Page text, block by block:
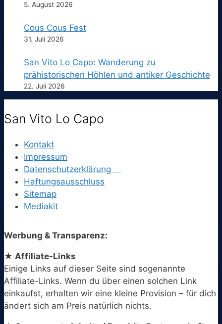
5. August 2026
Cous Cous Fest
31. Juli 2026
San Vito Lo Capo: Wanderung zu
prähistorischen Höhlen und antiker Geschichte
22. Juli 2026
San Vito Lo Capo
Kontakt
Impressum
Datenschutzerklärung
Haftungsausschluss
Sitemap
Mediakit
Werbung & Transparenz:
★ Affiliate-Links
Einige Links auf dieser Seite sind sogenannte
Affiliate-Links. Wenn du über einen solchen Link
einkaufst, erhalten wir eine kleine Provision – für dich
ändert sich am Preis natürlich nichts.